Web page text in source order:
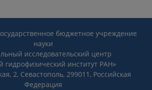
бюджетное учреждение
науки
исследовательский центр
гидрофизический институт РАН»
2, Севастополь, 299011, Российская
Федерация